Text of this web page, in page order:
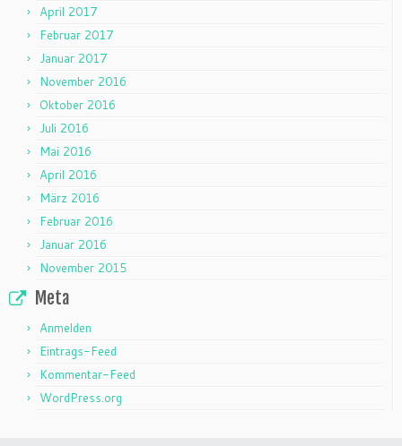
April 2017
Februar 2017
Januar 2017
November 2016
Oktober 2016
Juli 2016
Mai 2016
April 2016
März 2016
Februar 2016
Januar 2016
November 2015
Meta
Anmelden
Eintrags-Feed
Kommentar-Feed
WordPress.org